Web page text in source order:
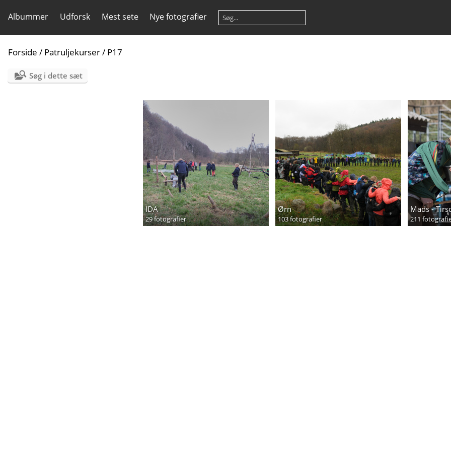
Albummer Udforsk Mest sete Nye fotografier
Forside / Patruljekurser/ P17
Søg i dette sæt
IDA
29 fotografier
Ørn
103 fotografier
Mads -
211